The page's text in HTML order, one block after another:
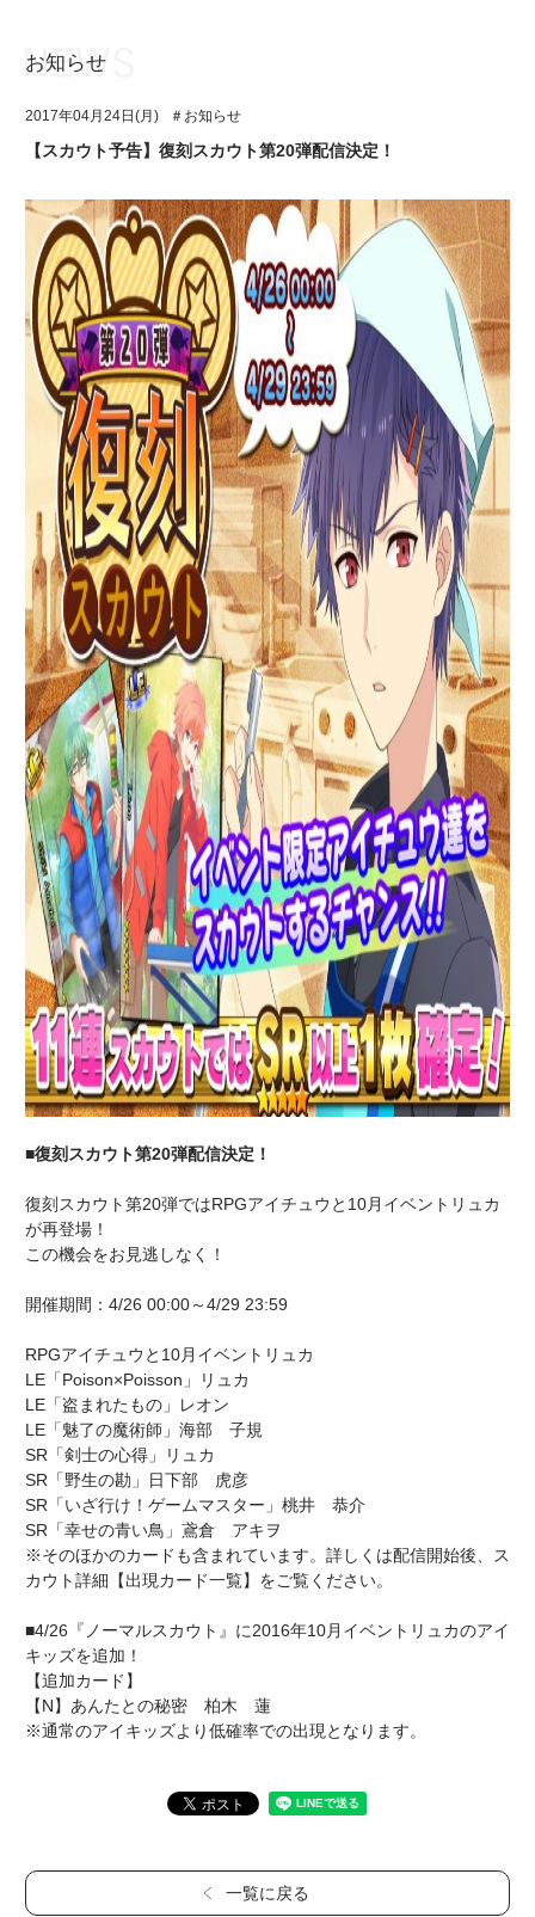
アプリゲーム
イベント・キャンペーン
ミュージック
グッズ・本
ギャラリー
ユニット&キャラクター
アプリゲーム
イベント・キャンペーン
ミュージック
グッズ・本
ギャラリー
お知らせ
2017年04月24日(月) ＃お知らせ
【スカウト予告】復刻スカウト第20弾配信決定！
■復刻スカウト第20弾配信決定！
復刻スカウト第20弾ではRPGアイチュウと10月イベントリュカ
が再登場！
この機会をお見逃しなく！
開催期間：4/26 00:00～4/29 23:59
RPGアイチュウと10月イベントリュカ
LE「Poison×Poisson」リュカ
LE「盗まれたもの」レオン
LE「魅了の魔術師」海部 子規
SR「剣士の心得」リュカ
SR「野生の勘」日下部 虎彦
SR「いざ行け！ゲームマスター」桃井 恭介
SR「幸せの青い鳥」鳶倉 アキヲ
※そのほかのカードも含まれています。詳しくは配信開始後、ス
カウト詳細【出現カード一覧】をご覧ください。
■4/26『ノーマルスカウト』に2016年10月イベントリュカのアイ
キッズを追加！
【追加カード】
【N】あんたとの秘密 柏木 蓮
※通常のアイキッズより低確率での出現となります。
一覧に戻る